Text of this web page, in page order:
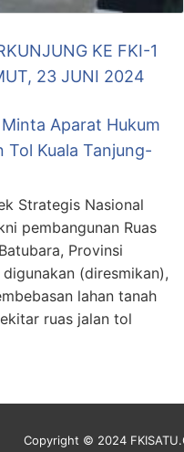
KE FKI-1
23 JUNI 2024
Aparat Hukum
Tol Kuala Tanjung-
Strategis Nasional
pembangunan Ruas
Provinsi
(diresmikan),
lahan tanah
ruas jalan tol
Copyright © 2024